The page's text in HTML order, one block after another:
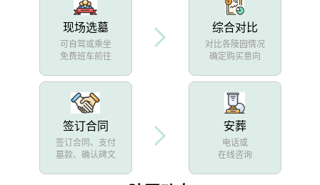
现场选墓
可自驾或乘坐
免费班车前往
综合对比
对比各陵园情况
确定购买意向
签订合同
签订合同、支付
墓款、确认碑文
安葬
电话或
在线咨询